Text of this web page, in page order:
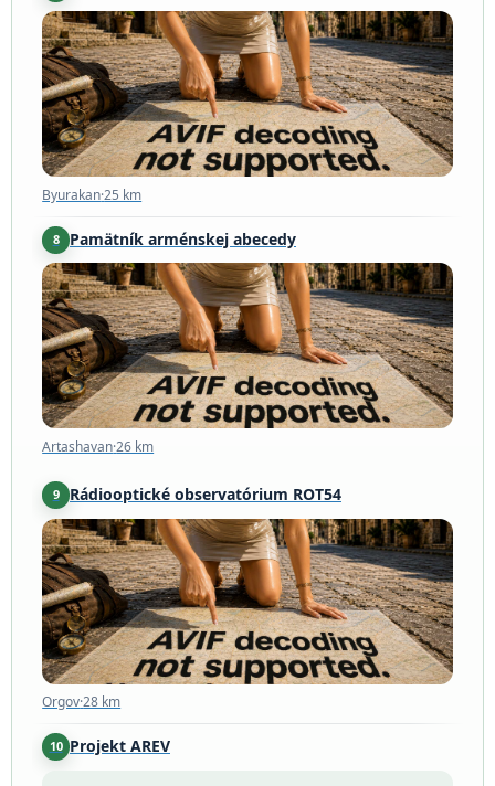
Byurakan·25 km
Byurakan·25 km
8 Pamätník arménskej abecedy
Artashavan·26 km
Artashavan·26 km
9 Rádiooptické observatórium ROT54
Orgov·28 km
Orgov·28 km
10 Projekt AREV